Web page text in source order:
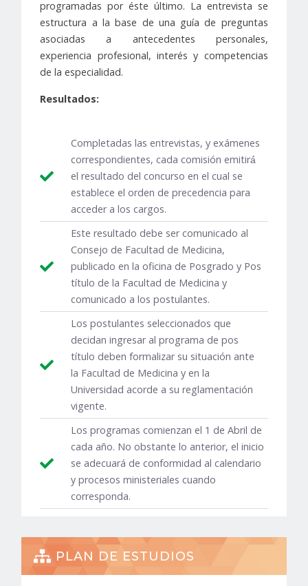
programadas por éste último. La entrevista se
estructura a la base de una guía de preguntas
asociadas a antecedentes personales,
experiencia profesional, interés y competencias
de la especialidad.
Resultados:
Completadas las entrevistas, y exámenes
correspondientes, cada comisión emitirá́
el resultado del concurso en el cual se
establece el orden de precedencia para
acceder a los cargos.
Este resultado debe ser comunicado al
Consejo de Facultad de Medicina,
publicado en la oficina de Posgrado y Pos
título de la Facultad de Medicina y
comunicado a los postulantes.
Los postulantes seleccionados que
decidan ingresar al programa de pos
título deben formalizar su situación ante
la Facultad de Medicina y en la
Universidad acorde a su reglamentación
vigente.
Los programas comienzan el 1 de Abril de
cada año. No obstante lo anterior, el inicio
se adecuará de conformidad al calendario
y procesos ministeriales cuando
corresponda.
PLAN DE ESTUDIOS